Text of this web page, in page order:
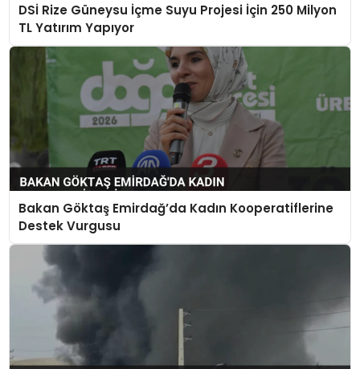
DSİ Rize Güneysu İçme Suyu Projesi İçin 250 Milyon
TL Yatırım Yapıyor
Bakan Göktaş Emirdağ’da Kadın Kooperatiflerine
Destek Vurgusu